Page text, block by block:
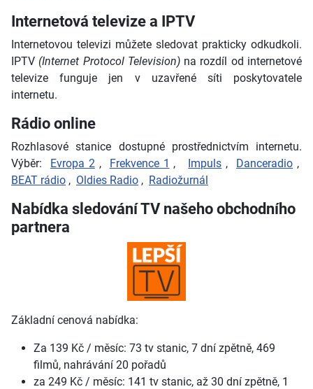
Internetová televize a IPTV
Internetovou televizi můžete sledovat prakticky odkudkoli.
IPTV (Internet Protocol Television)na rozdíl od internetové
televize funguje jen v uzavřené síti poskytovatele
internetu.
Rádio online
Rozhlasové stanice dostupné prostřednictvím internetu.
Výběr: Evropa 2, Frekvence 1 , Impuls , Danceradio ,
BEAT rádio , Oldies Radio , Radiožurnál
Nabídka sledování TV našeho obchodního
partnera
Základní cenová nabídka:
Za 139 Kč / měsíc: 73 tv stanic, 7 dní zpětně, 469
filmů, nahrávání 20 pořadů
za 249 Kč / měsíc: 141 tv stanic, až 30 dní zpětně, 1